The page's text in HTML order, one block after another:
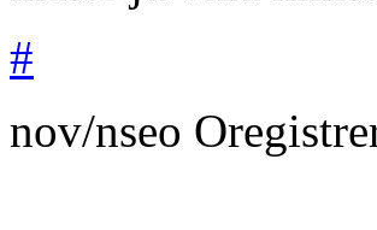
#
nov/nseo